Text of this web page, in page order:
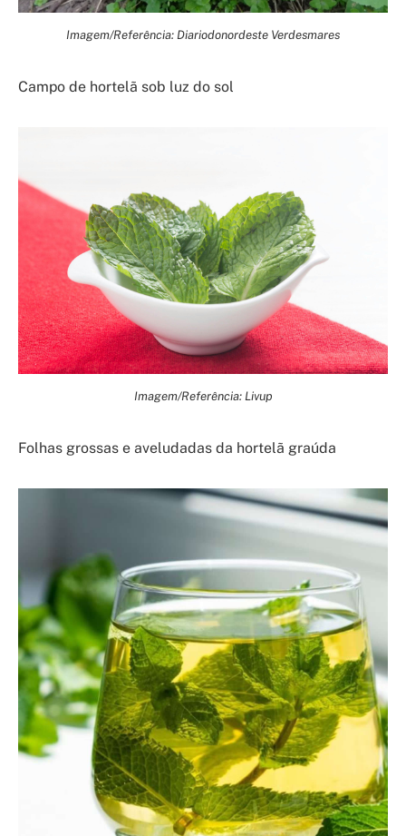
Imagem/Referência: Diariodonordeste Verdesmares
Campo de hortelã sob luz do sol
Imagem/Referência: Livup
Folhas grossas e aveludadas da hortelã graúda